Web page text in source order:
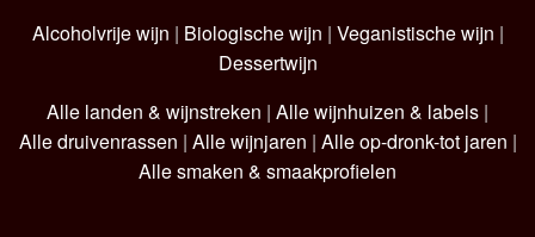
Alcoholvrije wijn | Biologische wijn | Veganistische wijn |
Dessertwijn
Alle landen & wijnstreken | Alle wijnhuizen & labels |
Alle druivenrassen | Alle wijnjaren | Alle op-dronk-tot jaren |
Alle smaken & smaakprofielen